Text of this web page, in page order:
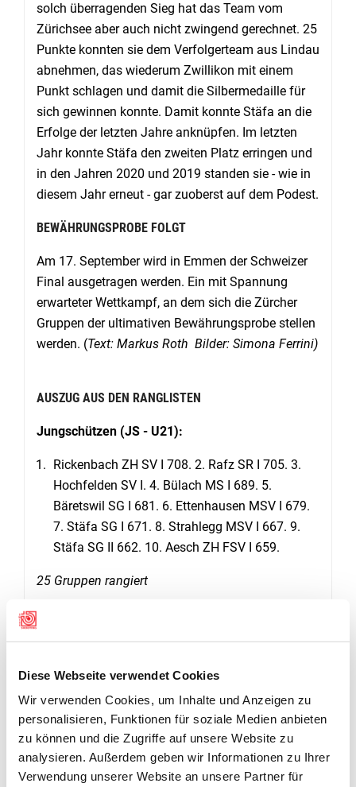
Diese Webseite verwendet Cookies
Wir verwenden Cookies, um Inhalte und Anzeigen zu
personalisieren, Funktionen für soziale Medien anbieten
zu können und die Zugriffe auf unsere Website zu
analysieren. Außerdem geben wir Informationen zu Ihrer
Verwendung unserer Website an unsere Partner für
solch überragenden Sieg hat das Team vom
Zürichsee aber auch nicht zwingend gerechnet. 25
Punkte konnten sie dem Verfolgerteam aus Lindau
abnehmen, das wiederum Zwillikon mit einem
Punkt schlagen und damit die Silbermedaille für
sich gewinnen konnte. Damit konnte Stäfa an die
Erfolge der letzten Jahre anknüpfen. Im letzten
Jahr konnte Stäfa den zweiten Platz erringen und
in den Jahren 2020 und 2019 standen sie - wie in
diesem Jahr erneut - gar zuoberst auf dem Podest.
BEWÄHRUNGSPROBE FOLGT
Am 17. September wird in Emmen der Schweizer
Final ausgetragen werden. Ein mit Spannung
erwarteter Wettkampf, an dem sich die Zürcher
Gruppen der ultimativen Bewährungsprobe stellen
werden. (Text: Markus Roth Bilder: Simona Ferrini)
AUSZUG AUS DEN RANGLISTEN
Jungschützen (JS - U21):
Rickenbach ZH SV I 708. 2. Rafz SR I 705. 3.
Hochfelden SV I. 4. Bülach MS I 689. 5.
Bäretswil SG I 681. 6. Ettenhausen MSV I 679.
7. Stäfa SG I 671. 8. Strahlegg MSV I 667. 9.
Stäfa SG II 662. 10. Aesch ZH FSV I 659.
25 Gruppen rangiert
Stäfa SG I 523. 2. Lindau GSV I 498. 3.
Zwillikon I 497. 4. Rickenbach ZH SV I 496. 5.
488. 7. Stäfa SG II 483. 8. Wülflingen SV I 451.
9. Bäretswil SG I 450. 10. Zwillikon II 449.
24 Gruppen rangiert